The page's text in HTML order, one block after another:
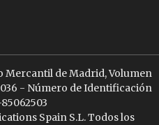
Mercantil de Madrid, Volumen
- Número de Identificación
Spain S.L. Todos los